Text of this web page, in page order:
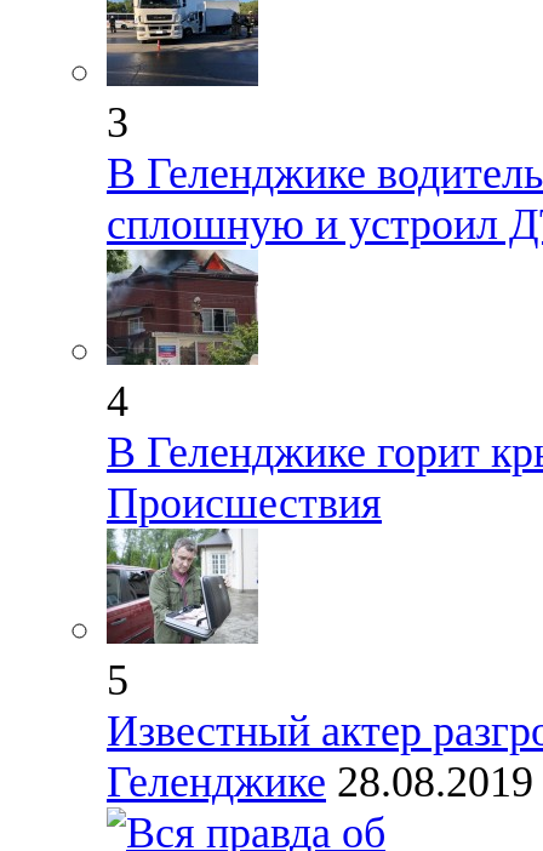
3
В Геленджике
сплошную и устроил
4
В Геленджике горит
Происшествия
5
Известный актер
Геленджике 28.08.2019